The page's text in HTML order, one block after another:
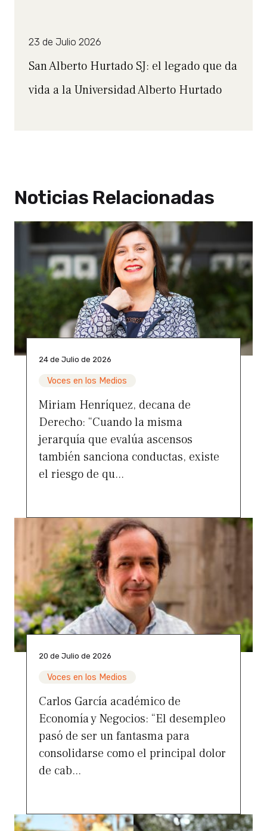
23 de Julio 2026
San Alberto Hurtado SJ: el legado que da
vida a la Universidad Alberto Hurtado
Noticias Relacionadas
24 de Julio de 2026
Voces en los Medios
Miriam Henríquez, decana de
Derecho: “Cuando la misma
jerarquía que evalúa ascensos
también sanciona conductas, existe
el riesgo de qu...
20 de Julio de 2026
Voces en los Medios
Carlos García académico de
Economía y Negocios: “El desempleo
pasó de ser un fantasma para
consolidarse como el principal dolor
de cab...